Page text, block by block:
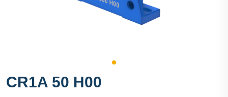
CR1A 50 H00